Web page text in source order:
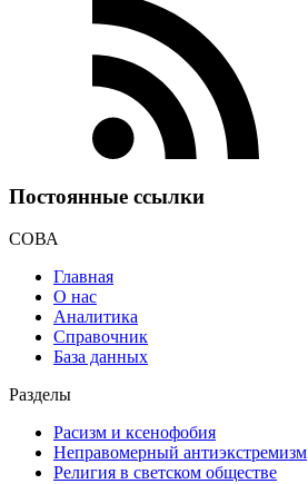
Постоянные ссылки
СОВА
Главная
О нас
Аналитика
Справочник
База данных
Разделы
Расизм и ксенофобия
Неправомерный антиэкстремизм
Религия в светском обществе